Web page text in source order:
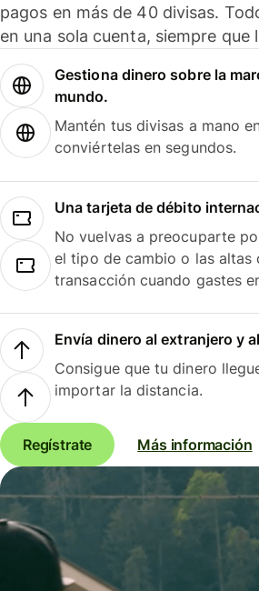
pagos en más de 40 divisas.
en una sola cuenta, siempre que
Gestiona dinero sobre la
mundo.
Mantén tus divisas a mano
conviértelas en segundos.
Una tarjeta de débito
No vuelvas a preocuparte
el tipo de cambio o las altas
transacción cuando gastes
Envía dinero al extranjero y
Consigue que tu dinero
importar la distancia.
Regístrate Más información